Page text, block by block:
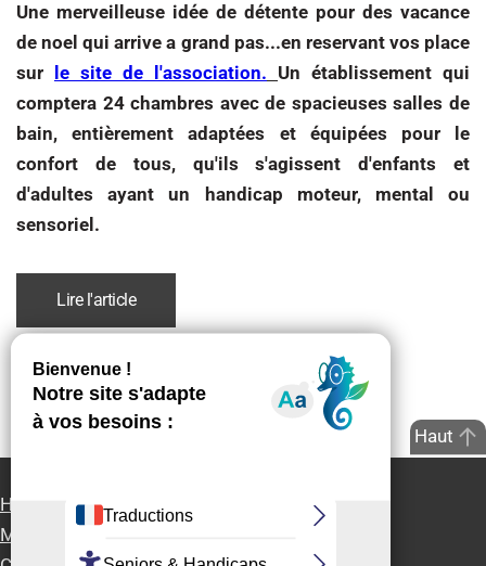
Une merveilleuse idée de détente pour des vacance
de noel qui arrive a grand pas...en reservant vos place
sur
le site de l'association.
Un établissement qui
comptera 24 chambres avec de spacieuses salles de
bain, entièrement adaptées et équipées pour le
confort de tous, qu'ils s'agissent d'enfants et
d'adultes ayant un handicap moteur, mental ou
sensoriel.
Lire l'article
Haut
Handi-Presse Info Partenaires
Accessibilité
Mentions Légales